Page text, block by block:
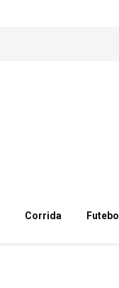
Corrida Futebol